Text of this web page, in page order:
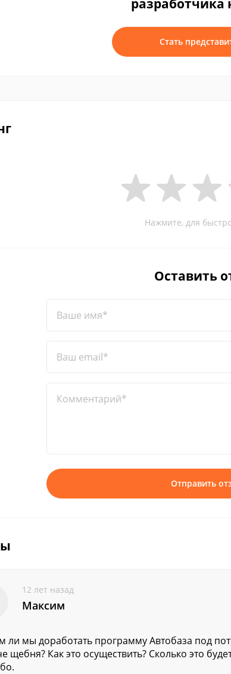
разработчика
Стать
Нажмите, для
Оставить
Ваше имя*
Ваш email*
Комментарий*
Отправить
12 лет назад
Максим
ли мы доработать программу Автобаза под
щебня? Как это осуществить? Сколько это